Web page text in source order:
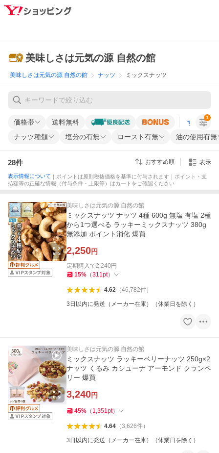
美味しさは元気の源 自然の館
美味しさは元気の源 自然の館 ナッツ ミックスナッツ
価格帯 送料無料 すべての条
ナッツ種類 塩分の有無 ロースト有無 油の使用有無
1
28件 おすすめ順 表示
表示情報について ｜ポイントは原則税抜価格を基準に付与されます｜ポイント・支
払額等の正確な情報（付与条件・上限等）はカートをご確認ください
美味しさは元気の源 自然の館
ミックスナッツ ナッツ 4種 600g 無塩 有塩 2種
から1つ選べる ラッキーミックスナッツ 380g
無添加 ポイント消化 爆買
2,250円
定期購入で2,240 円
15% （311pt）
4.62（46,782件）
3日以内に発送（メーカー在庫）（休業日を除く）
美味しさは元気の源 自然の館
ミックスナッツ ラッキーベリーナッツ 250g×2
ナッツ くるみ カシューナ アーモンド クランベ
リー 爆買
3,240円
45% （ 1,351pt）
4.64（3,626件）
3日以内に発送（メーカー在庫）（休業日を除く）